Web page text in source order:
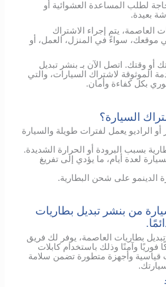
لطلب المساعدة العشوائية أو
بعيدة.
العاصمة، يتم إجراء الاشتراك
موقعك، سواءً في المنزل، العمل، أو
أو وقتك. اتصل الآن بـ بنشر تبديل
الموثوقة لاشتراك السيارات، والتي
بكل كفاءة وأمان.
السيارة؟
أو الراديو يعمل لفترات طويلة والسيارة
بسبب البرودة أو الحرارة الشديدة.
لعدة أيام، ما يؤدي إلى تفريغ
على شحن البطارية.
من بنشر تبديل بطاريات
بطاريات العاصمة، يوفر لك فريق
فوريًا وآمنًا وذلك باستخدام كابلات
قياسية وأجهزة متطورة تضمن سلامة